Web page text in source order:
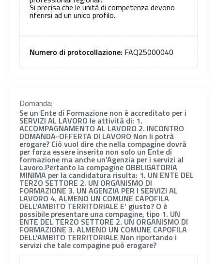
Si precisa che le unità di competenza devono
riferirsi ad un unico profilo.
Numero di protocollazione: FAQ25000040
Domanda:
Se un Ente di Formazione non è accreditato per i
SERVIZI AL LAVORO le attività di: 1.
ACCOMPAGNAMENTO AL LAVORO 2. INCONTRO
DOMANDA-OFFERTA DI LAVORO Non li potrà
erogare? Ciò vuol dire che nella compagine dovrà
per forza essere inserito non solo un Ente di
formazione ma anche un’Agenzia per i servizi al
Lavoro.Pertanto la compagine OBBLIGATORIA
MINIMA per la candidatura risulta: 1. UN ENTE DEL
TERZO SETTORE 2. UN ORGANISMO DI
FORMAZIONE 3. UN AGENZIA PER I SERVIZI AL
LAVORO 4. ALMENO UN COMUNE CAPOFILA
DELL’AMBITO TERRITORIALE E’ giusto? O è
possibile presentare una compagine, tipo 1. UN
ENTE DEL TERZO SETTORE 2. UN ORGANISMO DI
FORMAZIONE 3. ALMENO UN COMUNE CAPOFILA
DELL’AMBITO TERRITORIALE Non riportando i
servizi che tale compagine può erogare?